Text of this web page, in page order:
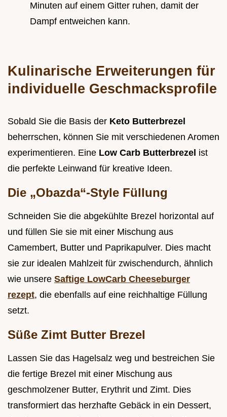
Minuten auf einem Gitter ruhen, damit der
Dampf entweichen kann.
Kulinarische Erweiterungen für
individuelle Geschmacksprofile
Sobald Sie die Basis der Keto Butterbrezel
beherrschen, können Sie mit verschiedenen Aromen
experimentieren. Eine Low Carb Butterbrezel ist
die perfekte Leinwand für kreative Ideen.
Die „Obazda“-Style Füllung
Schneiden Sie die abgekühlte Brezel horizontal auf
und füllen Sie sie mit einer Mischung aus
Camembert, Butter und Paprikapulver. Dies macht
sie zur idealen Mahlzeit für zwischendurch, ähnlich
wie unsere Saftige LowCarb Cheeseburger
rezept, die ebenfalls auf eine reichhaltige Füllung
setzt.
Süße Zimt Butter Brezel
Lassen Sie das Hagelsalz weg und bestreichen Sie
die fertige Brezel mit einer Mischung aus
geschmolzener Butter, Erythrit und Zimt. Dies
transformiert das herzhafte Gebäck in ein Dessert,